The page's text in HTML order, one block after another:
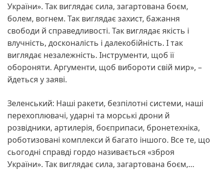
України». Так виглядає сила, загартована боєм,
болем, вогнем. Так виглядає захист, бажання
свободи й справедливості. Так виглядає якість і
влучність, досконалість і далекобійність. І так
виглядає незалежність. Інструменти, щоб її
обороняти. Аргументи, щоб вибороти свій мир», –
йдеться у заяві.
Зеленський: Наші ракети, безпілотні системи, наші
перехоплювачі, ударні та морські дрони й
розвідники, артилерія, боєприпаси, бронетехніка,
роботизовані комплекси й багато іншого. Все те, що
сьогодні справді гордо називається «зброя
України». Так виглядає сила, загартована боєм,…